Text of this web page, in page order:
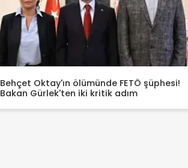
Behçet Oktay'ın ölümünde FETÖ şüphesi!
Bakan Gürlek'ten iki kritik adım